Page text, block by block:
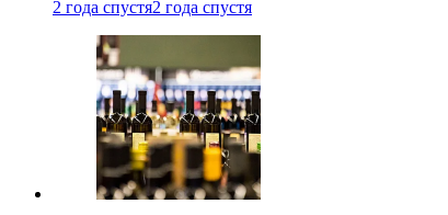
2 года спустя2 года спустя